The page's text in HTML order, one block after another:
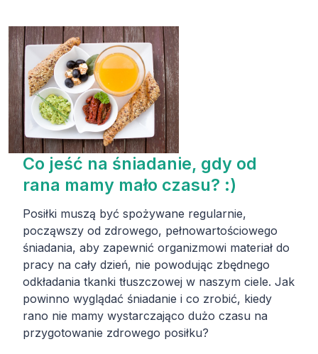
Co jeść na śniadanie, gdy od
rana mamy mało czasu? :)
Posiłki muszą być spożywane regularnie,
począwszy od zdrowego, pełnowartościowego
śniadania, aby zapewnić organizmowi materiał do
pracy na cały dzień, nie powodując zbędnego
odkładania tkanki tłuszczowej w naszym ciele. Jak
powinno wyglądać śniadanie i co zrobić, kiedy
rano nie mamy wystarczająco dużo czasu na
przygotowanie zdrowego posiłku?